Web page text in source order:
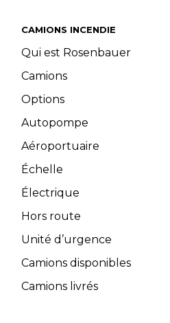
CAMIONS INCENDIE
Qui est Rosenbauer
Camions
Options
Autopompe
Aéroportuaire
Échelle
Électrique
Hors route
Unité d’urgence
Camions disponibles
Camions livrés